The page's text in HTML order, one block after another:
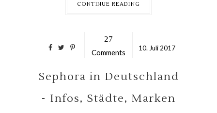
CONTINUE READING
27
Comments 10.Juli2017
Sephora in Deutschland
- Infos, Städte, Marken